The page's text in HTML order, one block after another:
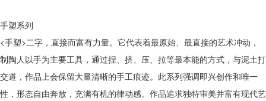
手塑系列
<手塑>二字，直接而富有力量。它代表着最原始、最直接的艺术冲动，
制陶人以手为主要工具，通过捏、挤、压、拉等最本能的方式，与泥土打
交道，作品上会保留大量清晰的手工痕迹。此系列强调即兴创作和唯一
性，形态自由奔放，充满有机的律动感。作品追求独特审美并富有现代艺